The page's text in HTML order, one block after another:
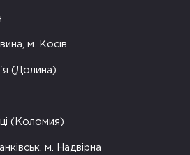
м. Косів
(Долина)
(Коломия)
м. Надвірна